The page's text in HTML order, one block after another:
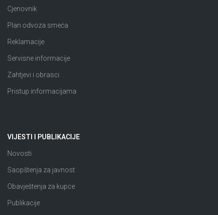
Cjenovnik
Plan odvoza smeća
Reklamacije
Servisne informacije
Zahtjevi i obrasci
Pristup informacijama
VIJESTI I PUBLIKACIJE
Novosti
Saopštenja za javnost
Obavještenja za kupce
Publikacije